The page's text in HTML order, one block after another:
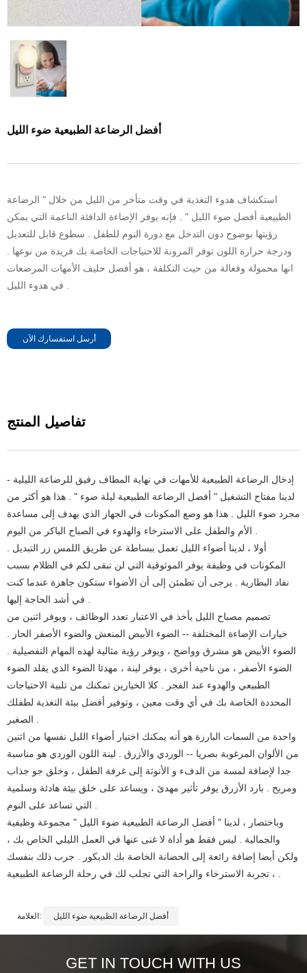
أفضل الرضاعة الطبيعية ضوء الليل
استكشاف هدوء التغذية في وقت متأخر من الليل من خلال " الرضاعة
الطبيعية أفضل ضوء الليل " . فإنه يوفر الإضاءة الدافئة الناعمة التي يمكن
رؤيتها بوضوح دون التدخل مع دورة النوم للطفل . سطوع قابل للتعديل
ودرجة حرارة اللون توفر المرونة للاحتياجات الخاصة بك فريدة من نوعها .
انها محمولة وفعالة من حيث التكلفة ، هو أفضل حليف الأمهات المرضعات
أرسل استفسارك الآن
تفاصيل المنتج
إدخال الرضاعة الطبيعية للأمهات في نهاية المطاف رفيق للرضاعة الليلية -
لدينا مفتاح التشغيل " أفضل الرضاعة الطبيعية ليلة ضوء " . هذا هو أكثر من
مجرد ضوء الليل . هذا هو وضع المكونات في الجهاز الذي يهدف إلى مساعدة
أولا ، لدينا أضواء الليل تعمل ببساطة عن طريق اللمس زر التبديل .
المكونات في وظيفة يوفر الموثوقية التي لن تبقى لكم في الظلام بسبب
نفاد البطارية . يرجى أن تطمئن إلى أن الأضواء ستكون جاهزة عندما كنت
تصميم مصباح الليل يأخذ في الاعتبار تعدد الوظائف ، ويوفر اثنين من
خيارات الإضاءة المختلفة -- الضوء الأبيض المنعش والضوء الأصفر الحار .
الضوء الأبيض هو مشرق وواضح ، ويوفر رؤية مثالية لهذه المهام التفصيلية .
الضوء الأصفر ، من ناحية أخرى ، يوفر لينة ، مهدئا الضوء الذي يقلد الضوء
الطبيعي والهدوء عند الفجر . كلا الخيارين تمكنك من تلبية الاحتياجات
المحددة الخاصة بك في أي وقت معين ، وتوفير أفضل بيئة التغذية لطفلك
واحدة من السمات البارزة هو أنه يمكنك اختيار أضواء الليل نفسها من اثنين
من الألوان المرغوبة بصريا -- الوردي والأزرق . لينة اللون الوردي هو مناسبة
جدا لإضافة لمسة من الدفء و الأنوثة إلى غرفة الطفل ، وخلق جو جذاب
ومريح . بارد الأزرق يوفر تأثير مهدئ ، ويساعد على خلق بيئة هادئة وسلمية
وباختصار ، لدينا " أفضل الرضاعة الطبيعية ضوء الليل " مجموعة وظيفية
والجمالية . ليس فقط هو أداة لا غنى عنها في العمل الليلي الخاص بك ،
ولكن أيضا إضافة رائعة إلى الحضانة الخاصة بك الديكور . جرب ذلك بنفسك
العلامة: أفضل الرضاعة الطبيعية ضوء الليل
GET IN TOUCH WITH US